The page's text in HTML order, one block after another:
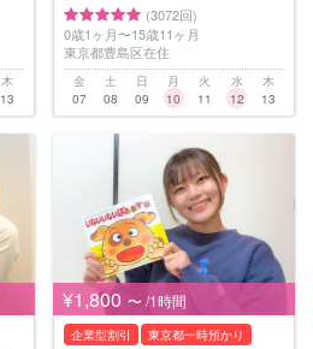
木
13
(3072回)
0歳1ヶ月〜15歳11ヶ月
東京都豊島区在住
金
07
土
08
日
09
月
10
火
11
水
12
木
13
¥1,800 〜 /1時間
企業型割引
東京都一時預かり